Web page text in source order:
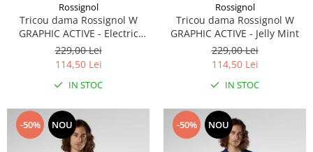
Rossignol
Tricou dama Rossignol W
GRAPHIC ACTIVE - Electric
Fuchsia
229,00 Lei
114,50 Lei
IN STOC
Rossignol
Tricou dama Rossignol W
GRAPHIC ACTIVE - Jelly Mint
229,00 Lei
114,50 Lei
IN STOC
-50% NOU -50% NOU